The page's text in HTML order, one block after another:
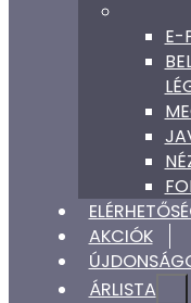
E-
AKCIÓK
ÁRLISTA